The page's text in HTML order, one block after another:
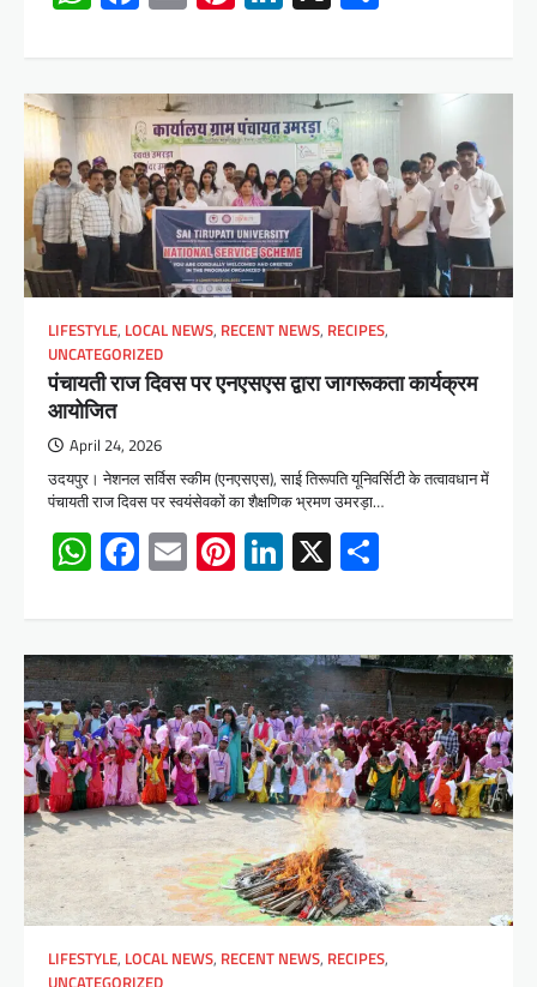
LIFESTYLE, LOCAL NEWS, RECENT NEWS, RECIPES,
UNCATEGORIZED
पंचायती राज दिवस पर एनएसएस द्वारा जागरूकता कार्यक्रम
आयोजित
April 24, 2026
उदयपुर। नेशनल सर्विस स्कीम (एनएसएस), साई तिरूपति यूनिवर्सिटी के तत्वावधान में
पंचायती राज दिवस पर स्वयंसेवकों का शैक्षणिक भ्रमण उमरड़ा…
WhatsApp
Facebook
EmailPinterest
LinkedIn
X
LIFESTYLE, LOCAL NEWS, RECENT NEWS, RECIPES,